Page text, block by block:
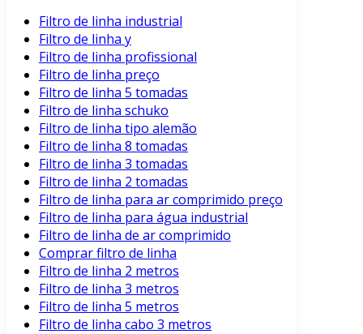
Filtro de linha industrial
Filtro de linha y
Filtro de linha profissional
Filtro de linha preço
Filtro de linha 5 tomadas
Filtro de linha schuko
Filtro de linha tipo alemão
Filtro de linha 8 tomadas
Filtro de linha 3 tomadas
Filtro de linha 2 tomadas
Filtro de linha para ar comprimido preço
Filtro de linha para água industrial
Filtro de linha de ar comprimido
Comprar filtro de linha
Filtro de linha 2 metros
Filtro de linha 3 metros
Filtro de linha 5 metros
Filtro de linha cabo 3 metros